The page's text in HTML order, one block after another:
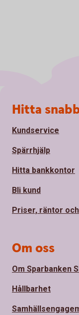
Sidfot
Hitta
Kundservice
Spärrhjälp
Hitta bankkontor
Bli kund
Priser, räntor
Om oss
Om Sparbanken
Hållbarhet